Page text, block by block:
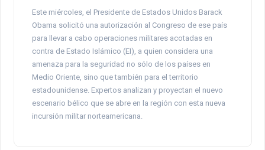
Este miércoles, el Presidente de Estados Unidos Barack
Obama solicitó una autorización al Congreso de ese país
para llevar a cabo operaciones militares acotadas en
contra de Estado Islámico (EI), a quien considera una
amenaza para la seguridad no sólo de los países en
Medio Oriente, sino que también para el territorio
estadounidense. Expertos analizan y proyectan el nuevo
escenario bélico que se abre en la región con esta nueva
incursión militar norteamericana.